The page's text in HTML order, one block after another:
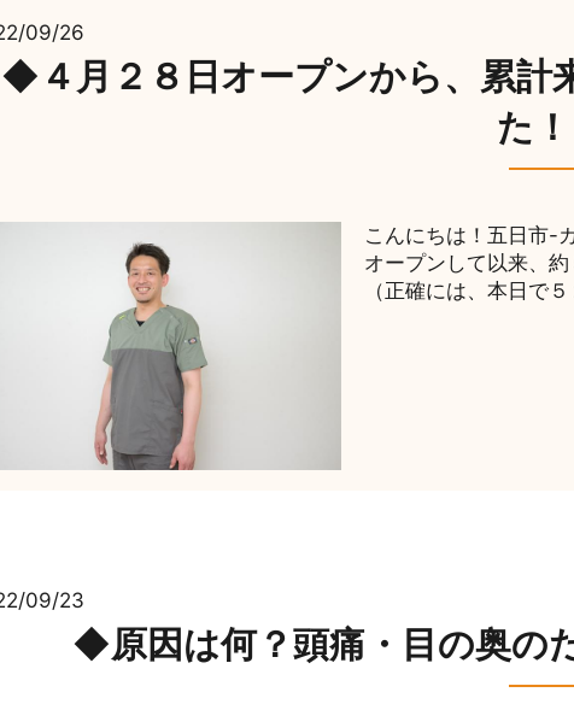
09/26
◆４月２８日オープンから、累計
た！
こんにちは！五日市-
オープンして以来、
（正確には、本日で
09/23
◆原因は何？頭痛・目の奥の